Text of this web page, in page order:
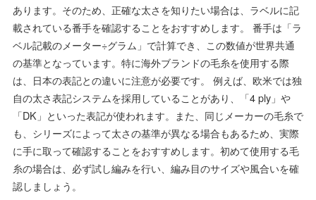
あります。そのため、正確な太さを知りたい場合は、ラベルに記
載されている番手を確認することをおすすめします。 番手は「ラ
ベル記載のメーター÷グラム」で計算でき、この数値が世界共通
の基準となっています。特に海外ブランドの毛糸を使用する際
は、日本の表記との違いに注意が必要です。 例えば、欧米では独
自の太さ表記システムを採用していることがあり、「4 ply」や
「DK」といった表記が使われます。また、同じメーカーの毛糸で
も、シリーズによって太さの基準が異なる場合もあるため、実際
に手に取って確認することをおすすめします。初めて使用する毛
糸の場合は、必ず試し編みを行い、編み目のサイズや風合いを確
認しましょう。